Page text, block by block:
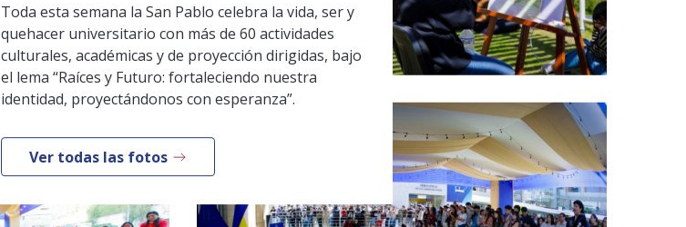
Toda esta semana la San Pablo celebra la vida, ser y
quehacer universitario con más de 60 actividades
culturales, académicas y de proyección dirigidas, bajo
el lema “Raíces y Futuro: fortaleciendo nuestra
identidad, proyectándonos con esperanza”.
Ver todas las fotos